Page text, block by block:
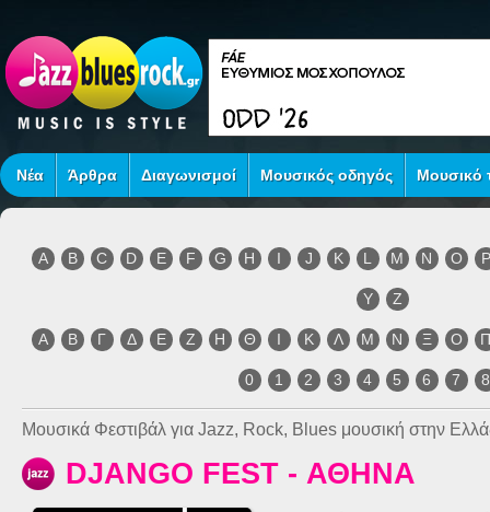
Νέα Άρθρα Διαγωνισμοί Μουσικός οδηγός Μουσικό
A B C D E F G H I J K L M N O P
Y Z
Α Β Γ Δ Ε Ζ Η Θ Ι Κ Λ Μ Ν Ξ Ο
0 1 2 3 4 5 6 7 8
Μουσικά Φεστιβάλ για Jazz, Rock, Blues μουσική στην
DJANGO FEST - ΑΘΗΝΑ